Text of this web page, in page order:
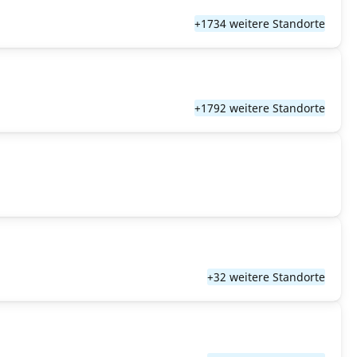
+1734 weitere Standorte
+1792 weitere Standorte
+32 weitere Standorte